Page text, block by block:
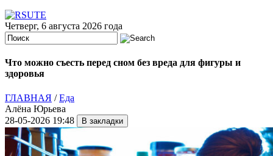
Четверг, 6 августа 2026 года
Что можно съесть перед сном без вреда для фигуры и
здоровья
ГЛАВНАЯ /Еда
Алёна Юрьева
28-05-2026 19:48